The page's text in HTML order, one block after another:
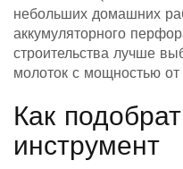
небольших домашних
аккумуляторного
строительства лучше
молоток с мощностью от
Как
инструмент